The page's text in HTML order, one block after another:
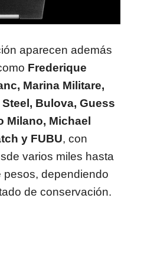
aparecen además
Frederique
Marina Militare,
Bulova, Guess
Milano, Michael
y FUBU, con
varios miles hasta
pesos, dependiendo
de conservación.